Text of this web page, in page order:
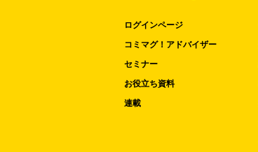
ログインページ
コミマグ！アドバイザー
セミナー
お役立ち資料
連載